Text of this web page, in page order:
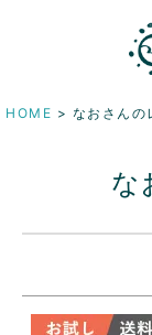
HOME なおさんの
な